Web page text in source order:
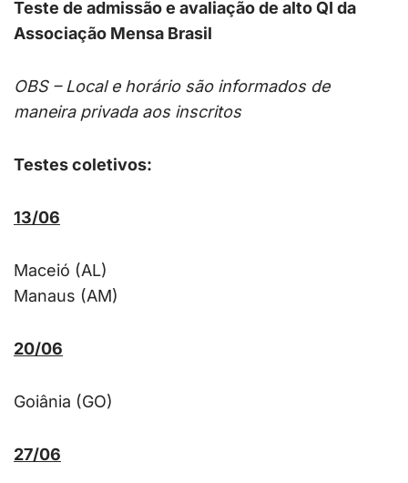
Teste de admissão e avaliação de alto QI da
Associação Mensa Brasil
OBS – Local e horário são informados de
maneira privada aos inscritos
Testes coletivos:
13/06
Maceió (AL)
Manaus (AM)
20/06
Goiânia (GO)
27/06